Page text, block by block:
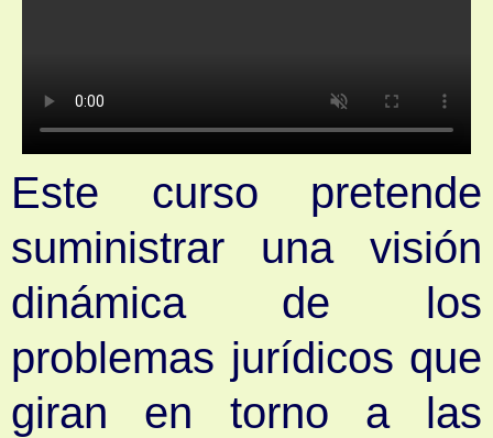
Este curso pretende
suministrar una visión
dinámica de los
problemas jurídicos que
giran en torno a las